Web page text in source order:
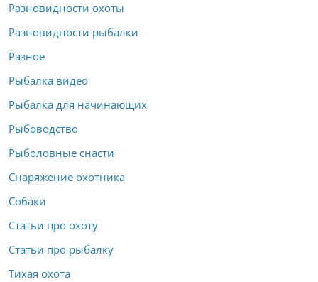
Разновидности охоты
Разновидности рыбалки
Разное
Рыбалка видео
Рыбалка для начинающих
Рыбоводство
Рыболовные снасти
Снаряжение охотника
Собаки
Статьи про охоту
Статьи про рыбалку
Тихая охота